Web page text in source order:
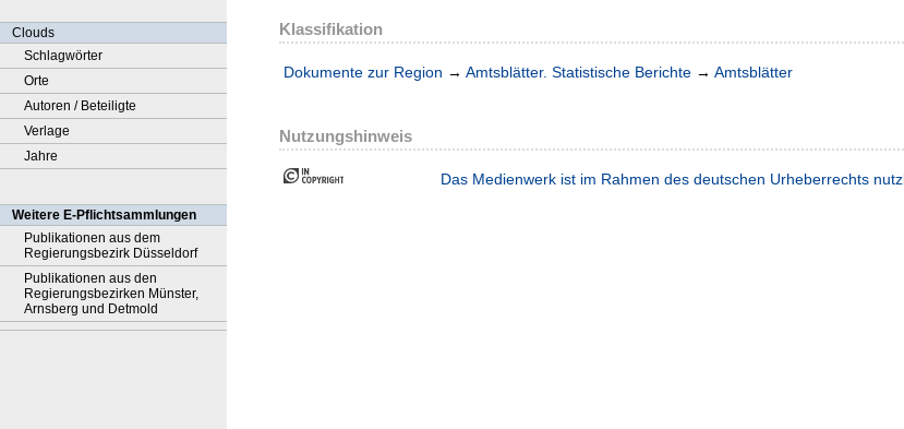
Clouds
Schlagwörter
Orte
Autoren / Beteiligte
Verlage
Jahre
Weitere E-Pflichtsammlungen
Publikationen aus dem
Regierungsbezirk Düsseldorf
Publikationen aus den
Regierungsbezirken Münster,
Arnsberg und Detmold
Klassifikation
Dokumente zur Region → Amtsblätter. Statistische Berichte → Amtsblätter
Nutzungshinweis
Das Medienwerk ist im Rahmen des deutschen Urheberrechts